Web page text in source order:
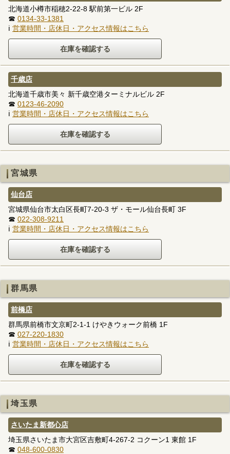
北海道小樽市稲穂2-22-8 駅前第一ビル 2F
☎ 0134-33-1381
ℹ 営業時間・店休日・アクセス情報はこちら
千歳店
北海道千歳市美々 新千歳空港ターミナルビル 2F
☎ 0123-46-2090
ℹ 営業時間・店休日・アクセス情報はこちら
宮城県
仙台店
宮城県仙台市太白区長町7-20-3 ザ・モール仙台長町 3F
☎ 022-308-9211
ℹ 営業時間・店休日・アクセス情報はこちら
群馬県
前橋店
群馬県前橋市文京町2-1-1 けやきウォーク前橋 1F
☎ 027-220-1830
ℹ 営業時間・店休日・アクセス情報はこちら
埼玉県
さいたま新都心店
埼玉県さいたま市大宮区吉敷町4-267-2 コクーン1 東館 1F
☎ 048-600-0830